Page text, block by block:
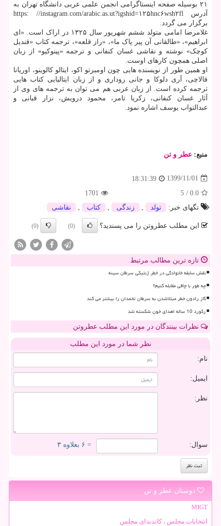
۲۱ بوسیله صفحه اینستاگرامی انجمن علمی عربی دانشگاه تهران به
آدرس https: //instagram.com/arabic.as.ut?igshid=۱۲۵hnc۶wsh۲fl
برگزار می گردد.
غلامرضا امامی متولد ششم شهریور سال ۱۳۲۵ در اراک است. «ای
ابراهیم»، «طالقانی آن پیر پاک ما»، «راز قلعه»، ترجمه کتاب «قندیل
کوچک» نوشته و نقاشی غسان کنفانی و ترجمه «پینوکیو» از زبان
اصلی همچون کارهای اوست.
او همین طور از نویسنده هایی چون اومبرتو اکو، ایتالو کالوینو، اوریانا
فالاچی، آری دلوکا و جانی روداری و از زبان ایتالیایی کتاب هایی
ترجمه کرده است. از زبان عربی هم می توان به ترجمه های وی از
آثار غسان کنفانی، زکریا تامر، محمود درویش، نزار قبانی و
عبدالتواب یوسف اشاره نمود.
منبع: عطر و تن
1399/11/01
18:31:39
0.0
/
5
1701
تگهای خبر:
تولد , زندگی , كتاب , نقاشی
این مطلب عطروتن را می پسندید؟ (0)
(0)
تازه ترین مطالب مرتبط
نقش سابقه خانوادگی در خطر ژنتیکی سرطان سینه
چه طور با چاقی مقابله کنیم؟
گاز رادون خطر مبتلاشدن به سرطان تخمدان را بیشتر می کند
رکورد 10 ساله اهدای خون شکسته شد
نظرات بینندگان در مورد این مطلب عطروتن
نظر شما در مورد این مطلب
نام:
ایمیل:
نظر:
سوال: = ۶ بعلاوه ۳
دوستان عطر و تن
MIGT
انتخابات مجلس ، کاندیدای مجلس